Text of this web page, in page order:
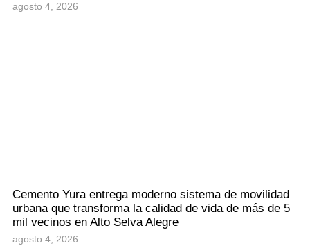
agosto 4, 2026
Cemento Yura entrega moderno sistema de movilidad
urbana que transforma la calidad de vida de más de 5
mil vecinos en Alto Selva Alegre
agosto 4, 2026